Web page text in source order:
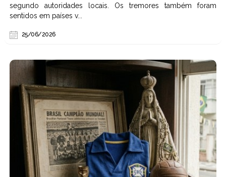
segundo autoridades locais. Os tremores também foram
sentidos em países v...
25/06/2026